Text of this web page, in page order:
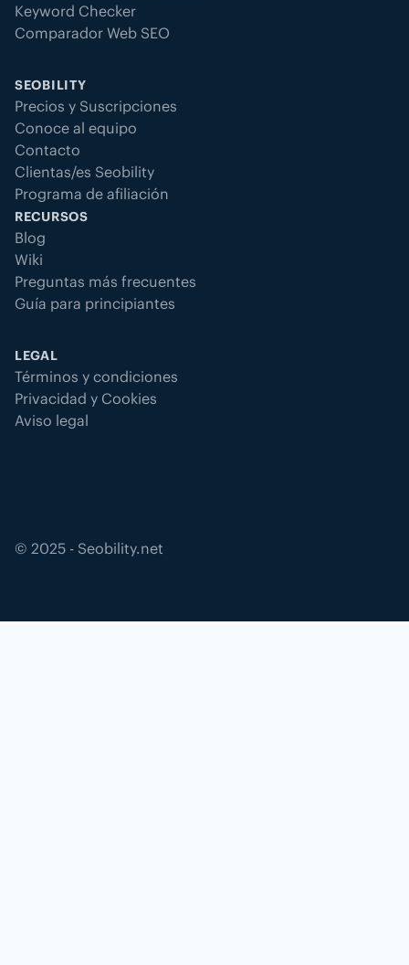
Keyword Checker
Comparador Web SEO
SEOBILITY
Precios y Suscripciones
Conoce al equipo
Contacto
Clientas/es Seobility
Programa de afiliación
RECURSOS
Blog
Wiki
Preguntas más frecuentes
Guía para principiantes
LEGAL
Términos y condiciones
Privacidad y Cookies
Aviso legal
© 2025 - Seobility.net